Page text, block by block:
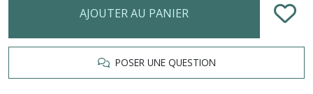
AJOUTER AU PANIER
POSER UNE QUESTION